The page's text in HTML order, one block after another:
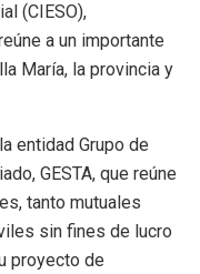
(CIESO),
a un importante
María, la provincia y
entidad Grupo de
GESTA, que reúne
tanto mutuales
sin fines de lucro
proyecto de